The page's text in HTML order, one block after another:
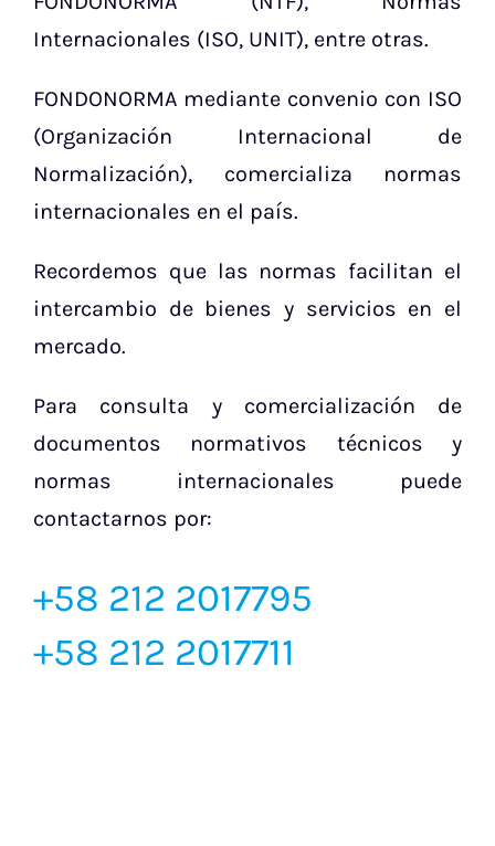
Internacionales (ISO, UNIT), entre otras.
FONDONORMA mediante convenio con ISO
(Organización Internacional de
Normalización), comercializa normas
internacionales en el país.
Recordemos que las normas facilitan el
intercambio de bienes y servicios en el
mercado.
Para consulta y comercialización de
documentos normativos técnicos y
normas internacionales puede
contactarnos por:
+58 212 2017795
+58 212 2017711